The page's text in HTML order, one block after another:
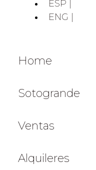
ESP |
ENG |
Home
Sotogrande
Ventas
Alquileres